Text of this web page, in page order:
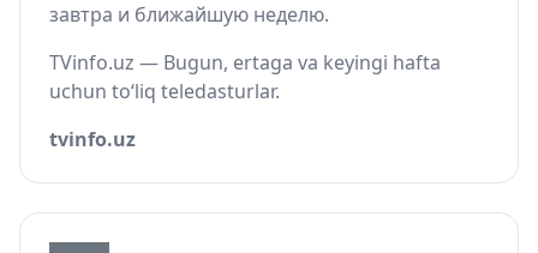
завтра и ближайшую неделю.
TVinfo.uz — Bugun, ertaga va keyingi hafta
uchun to‘liq teledasturlar.
tvinfo.uz